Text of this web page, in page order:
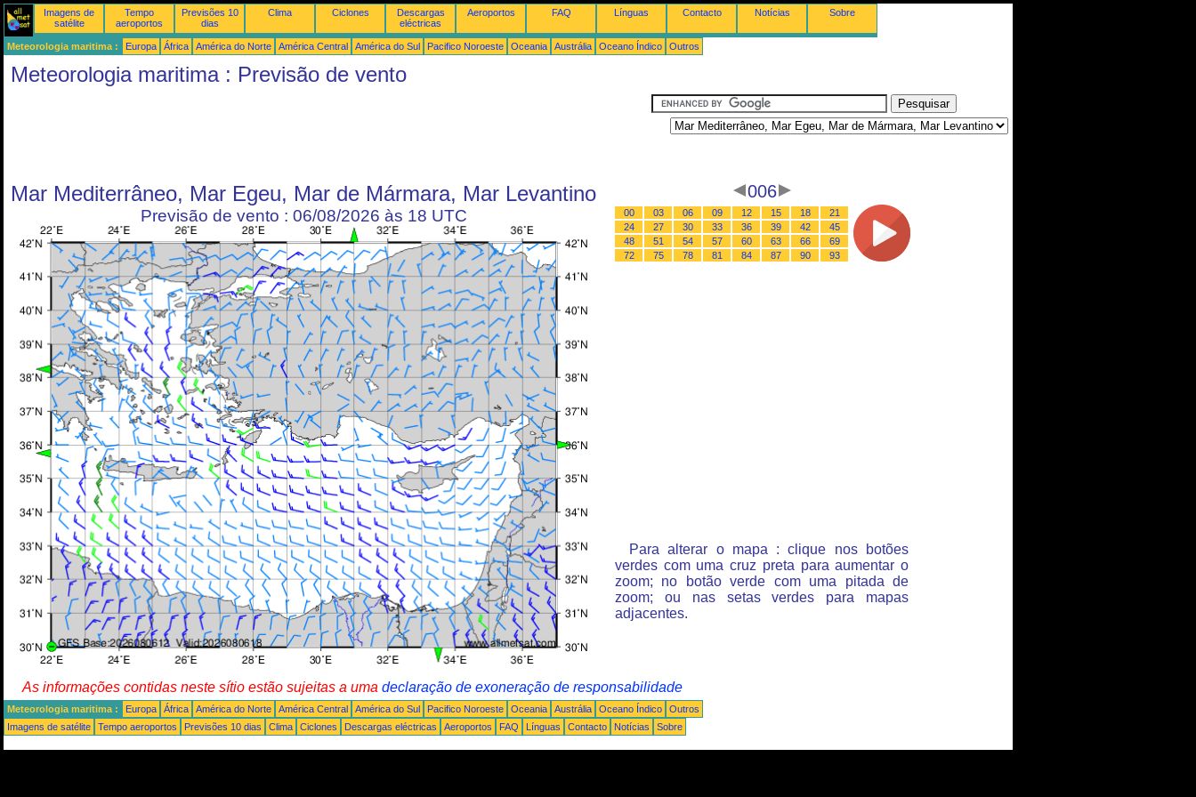
Imagens de
satélite
Tempo
aeroportos
Previsões 10
dias
Clima Ciclones
Descargas
eléctricas
Aeroportos FAQ Línguas Contacto Notícias Sobre
Meteorologia maritima : Europa África América do Norte América Central América do Sul Pacifico Noroeste Oceania Austrália Oceano Índico Outros
Meteorologia maritima : Previsão de vento
Mar Mediterrâneo, Mar Egeu, Mar de Mármara, Mar Levantino
Previsão de vento : 06/08/2026 às 18 UTC
006
00 03 06 09 12 15 18
21
24
27 30 33 36 39 42
45
48
51 54 57 60 63 66
69
72
75 78 81 84 87 90 93
Para alterar o mapa : clique nos botões
verdes com uma cruz preta para aumentar o
zoom; no botão verde com uma pitada de
zoom; ou nas setas verdes para mapas
adjacentes.
As informações contidas neste sítio estão sujeitas a uma declaração de exoneração de responsabilidade
Meteorologia maritima : Europa África América do Norte América Central América do Sul Pacifico Noroeste Oceania Austrália Oceano Índico
Outros
Imagens de satélite
Tempo aeroportos Previsões 10 dias Clima Ciclones Descargas eléctricas Aeroportos FAQ Línguas Contacto Notícias Sobre